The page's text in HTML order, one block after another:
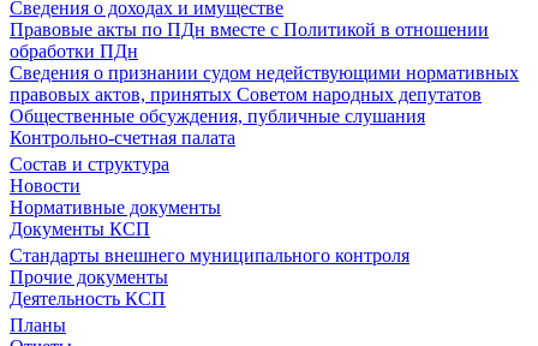
Сведения о доходах и имуществе
Правовые акты по ПДн вместе с Политикой в отношении
обработки ПДн
Сведения о признании судом недействующими нормативных
правовых актов, принятых Советом народных депутатов
Общественные обсуждения, публичные слушания
Контрольно-счетная палата
Состав и структура
Новости
Нормативные документы
Документы КСП
Стандарты внешнего муниципального контроля
Прочие документы
Деятельность КСП
Планы